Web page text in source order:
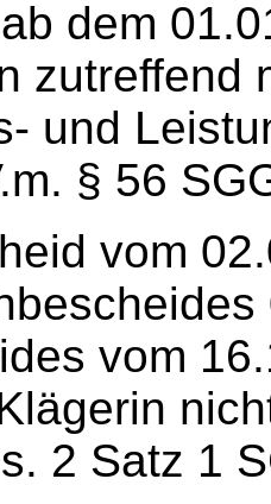
dem
zutreffend
und
§ 56
vom
vom
2 Satz 1